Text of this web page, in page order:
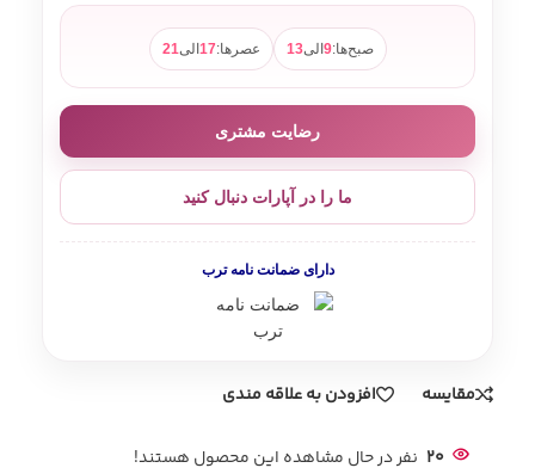
صبح‌ها:9 الی13 عصرها:17 الی21
رضایت مشتری
ما را در آپارات دنبال کنید
دارای ضمانت نامه ترب
مقایسه افزودن به علاقه مندی
20 نفر در حال مشاهده این محصول هستند!